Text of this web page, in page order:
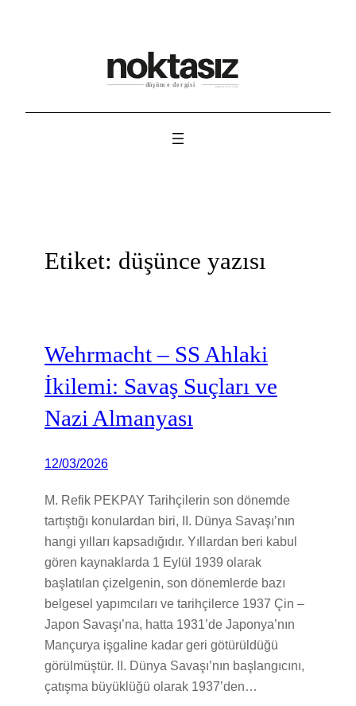
Etiket: düşünce yazısı
Wehrmacht – SS Ahlaki
İkilemi: Savaş Suçları ve
Nazi Almanyası
12/03/2026
M. Refik PEKPAY Tarihçilerin son dönemde
tartıştığı konulardan biri, II. Dünya Savaşı’nın
hangi yılları kapsadığıdır. Yıllardan beri kabul
gören kaynaklarda 1 Eylül 1939 olarak
başlatılan çizelgenin, son dönemlerde bazı
belgesel yapımcıları ve tarihçilerce 1937 Çin –
Japon Savaşı’na, hatta 1931’de Japonya’nın
Mançurya işgaline kadar geri götürüldüğü
görülmüştür. II. Dünya Savaşı’nın başlangıcını,
çatışma büyüklüğü olarak 1937’den…